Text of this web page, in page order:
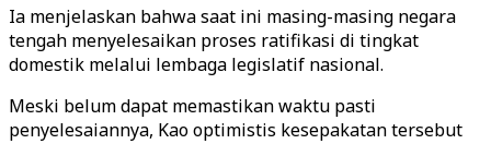
Ia menjelaskan bahwa saat ini masing-masing negara
tengah menyelesaikan proses ratifikasi di tingkat
domestik melalui lembaga legislatif nasional.
Meski belum dapat memastikan waktu pasti
penyelesaiannya, Kao optimistis kesepakatan tersebut